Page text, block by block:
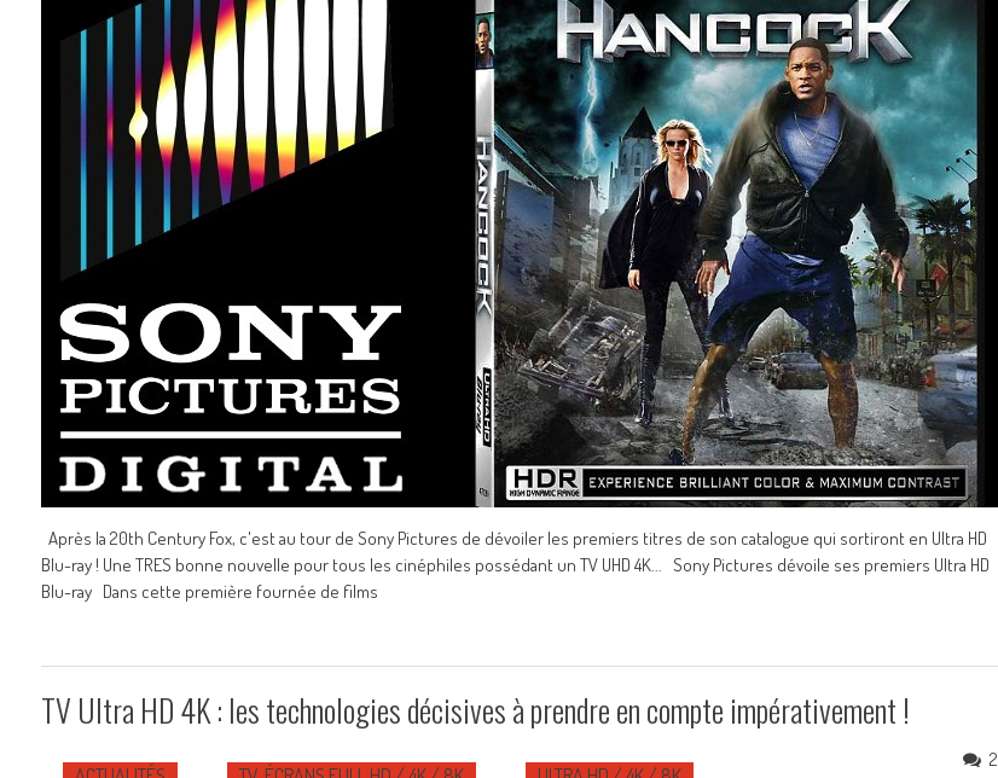
Après la 20th Century Fox, c'est au tour de Sony Pictures de dévoiler les premiers titres de son catalogue qui sortiront en Ultra HD
Blu-ray ! Une TRES bonne nouvelle pour tous les cinéphiles possédant un TV UHD 4K... Sony Pictures dévoile ses premiers Ultra HD
Blu-ray Dans cette première fournée de films
TV Ultra HD 4K : les technologies décisives à prendre en compte impérativement !
2